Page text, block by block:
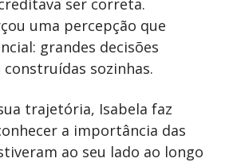
uma percepção que
grandes decisões
sozinhas.
trajetória, Isabela faz
a importância das
ao seu lado ao longo